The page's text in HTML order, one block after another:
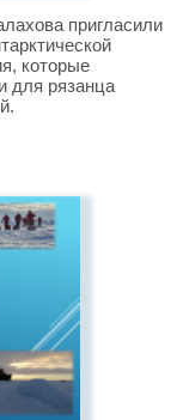
пригласили
которые
для рязанца